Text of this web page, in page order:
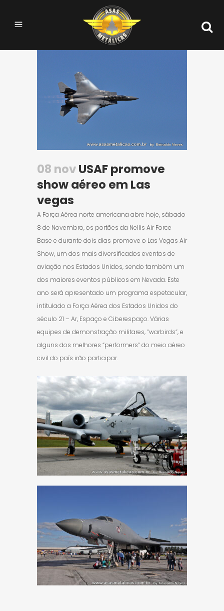
08 novUSAF promove
show aéreo em Las
vegas
A Força Aérea norte americana abre hoje, sábado
8 de Novembro, os portões da Nellis Air Force
Base e durante dois dias promove o Las Vegas Air
Show, um dos mais diversificados eventos de
aviação nos Estados Unidos, sendo também um
dos maiores eventos públicos em Nevada. Este
ano será apresentado um programa espetacular,
intitulado a Força Aérea dos Estados Unidos do
século 21 – Ar, Espaço e Ciberespaço. Várias
equipes de demonstração militares, ”warbirds”, e
alguns dos melhores “performers” do meio aéreo
civil do país irão participar.